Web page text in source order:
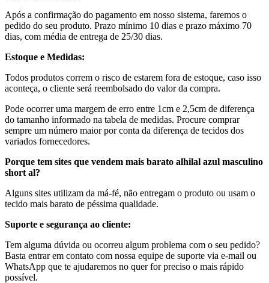
Após a confirmação do pagamento em nosso sistema, faremos o
pedido do seu produto. Prazo mínimo 10 dias e prazo máximo 70
dias, com média de entrega de 25/30 dias.
Estoque e Medidas:
Todos produtos correm o risco de estarem fora de estoque, caso isso
aconteça, o cliente será reembolsado do valor da compra.
Pode ocorrer uma margem de erro entre 1cm e 2,5cm de diferença
do tamanho informado na tabela de medidas. Procure comprar
sempre um número maior por conta da diferença de tecidos dos
variados fornecedores.
Porque tem sites que vendem mais barato alhilal azul masculino
short al?
Alguns sites utilizam da má-fé, não entregam o produto ou usam o
tecido mais barato de péssima qualidade.
Suporte e segurança ao cliente:
Tem alguma dúvida ou ocorreu algum problema com o seu pedido?
Basta entrar em contato com nossa equipe de suporte via e-mail ou
WhatsApp que te ajudaremos no quer for preciso o mais rápido
possível.